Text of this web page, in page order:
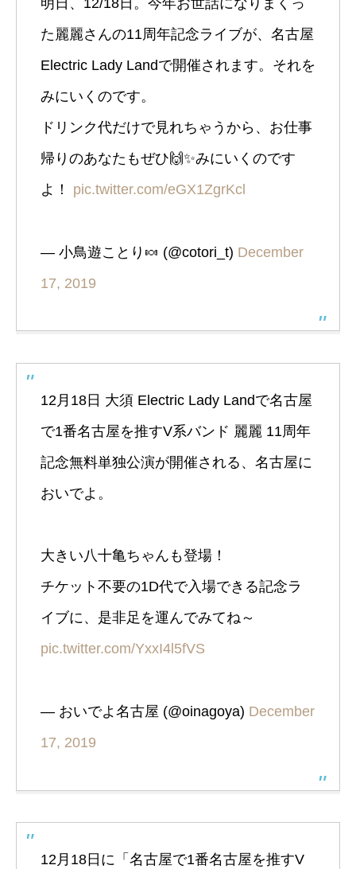
明日、12/18日。今年お世話になりまくっ
た麗麗さんの11周年記念ライブが、名古屋
Electric Lady Landで開催されます。それを
みにいくのです。
ドリンク代だけで見れちゃうから、お仕事
帰りのあなたもぜひ🙌✨みにいくのです
よ！ pic.twitter.com/eGX1ZgrKcl
— 小鳥遊ことり🍬 (@cotori_t) December
17, 2019
12月18日 大須 Electric Lady Landで名古屋
で1番名古屋を推すV系バンド 麗麗 11周年
記念無料単独公演が開催される、名古屋に
おいでよ。
大きい八十亀ちゃんも登場！
チケット不要の1D代で入場できる記念ラ
イブに、是非足を運んでみてね～
pic.twitter.com/YxxI4l5fVS
— おいでよ名古屋 (@oinagoya) December
17, 2019
12月18日に「名古屋で1番名古屋を推すV